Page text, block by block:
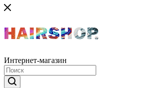
Интернет-магазин